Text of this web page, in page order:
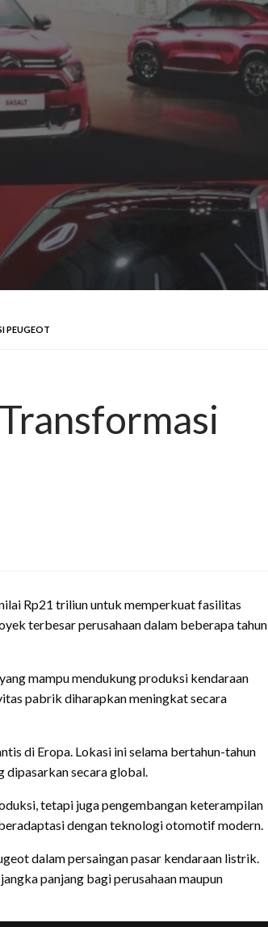
PEUGEOT
Rp21 triliun untuk memperkuat fasilitas
terbesar perusahaan dalam beberapa tahun
mampu mendukung produksi kendaraan
pabrik diharapkan meningkat secara
di Eropa. Lokasi ini selama bertahun-tahun
dipasarkan secara global.
tetapi juga pengembangan keterampilan
dengan teknologi otomotif modern.
dalam persaingan pasar kendaraan listrik.
panjang bagi perusahaan maupun